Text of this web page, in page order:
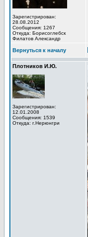
Зарегистрирован:
28.08.2012
Сообщения: 1267
Откуда: Борисоглебск
Филатов Александр
Вернуться к началу
Плотников И.Ю.
Зарегистрирован:
12.01.2008
Сообщения: 1539
Откуда: г.Нерюнгри